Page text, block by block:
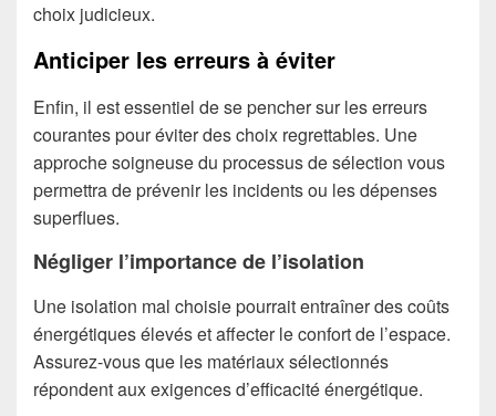
choix judicieux.
Anticiper les erreurs à éviter
Enfin, il est essentiel de se pencher sur les erreurs
courantes pour éviter des choix regrettables. Une
approche soigneuse du processus de sélection vous
permettra de prévenir les incidents ou les dépenses
superflues.
Négliger l’importance de l’isolation
Une isolation mal choisie pourrait entraîner des coûts
énergétiques élevés et affecter le confort de l’espace.
Assurez-vous que les matériaux sélectionnés
répondent aux exigences d’efficacité énergétique.